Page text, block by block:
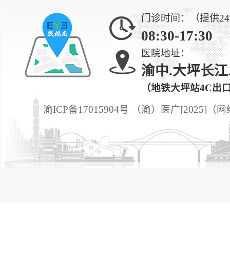
门诊时间：（提供
08:30-17:30
医院地址：
渝中.大坪长
（地铁大坪站4C出
渝ICP备17015904号 （渝）医广[2025]（网